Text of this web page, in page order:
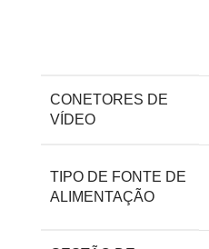
CONETORES DE
VÍDEO
TIPO DE FONTE DE
ALIMENTAÇÃO